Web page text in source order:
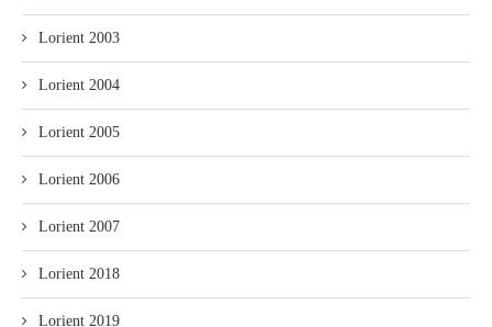
Lorient 2003
Lorient 2004
Lorient 2005
Lorient 2006
Lorient 2007
Lorient 2018
Lorient 2019